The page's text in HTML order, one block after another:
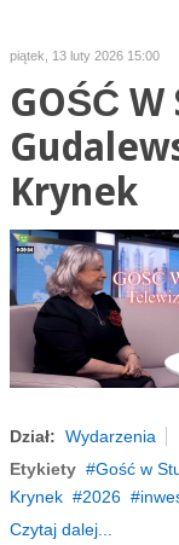
piątek, 13 luty 2026 15:00
GOŚĆ
Krynek
Dział: Wydarzenia
Etykiety
Gość w
Krynek
2026
Czytaj dalej...